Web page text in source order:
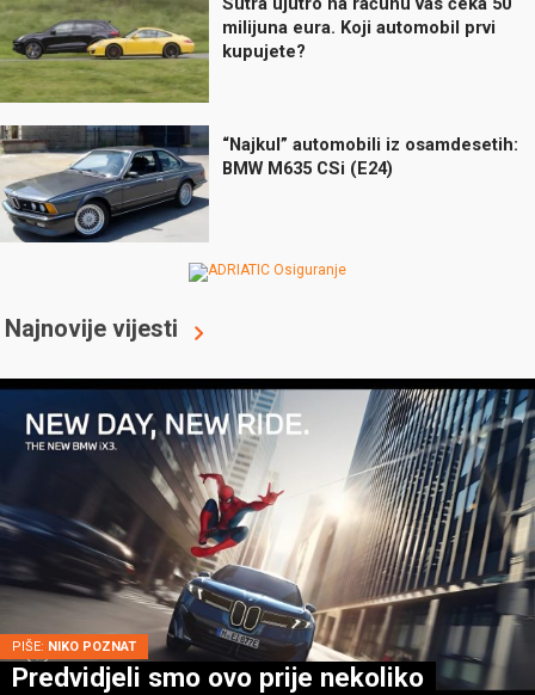
milijuna eura. Koji automobil prvi
kupujete?
“Najkul” automobili iz osamdesetih:
BMW M635 CSi (E24)
Najnovije vijesti
PIŠE: NIKO POZNAT
Predvidjeli smo ovo prije nekoliko